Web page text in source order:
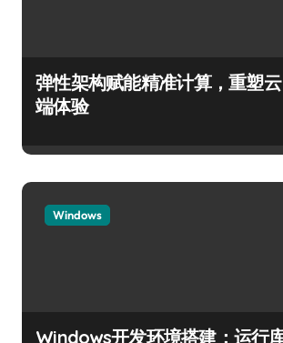
弹性架构赋能精准计算，重塑云
端体验
Windows
Windows开发环境搭建：运行